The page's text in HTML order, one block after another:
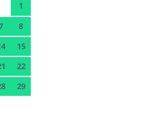
1
8
15
22
29